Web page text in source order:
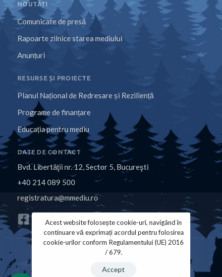
NOUTĂȚI
Comunicate de presă
Rapoarte zilnice starea mediului
Anunțuri
RESURSE ȘI PROIECTE
Planul Național de Redresare și Reziliență
Programe de finanțare
Educația pentru mediu
DATE DE CONTACT
Bvd. Libertăţii nr. 12, Sector 5, Bucureşti
+40 214 089 500
registratura@mmediu.ro
Acest website folosește cookie-uri, navigând în
continuare vă exprimați acordul pentru folosirea
cookie-urilor conform Regulamentului (UE) 2016
/ 679.
Accept